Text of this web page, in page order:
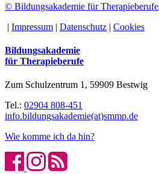
© Bildungsakademie für Therapieberufe
| Impressum | Datenschutz | Cookies
Bildungsakademie
für Therapieberufe
Zum Schulzentrum 1, 59909 Bestwig
Tel.: 02904 808-451
info.bildungsakademie(at)smmp.de
Wie komme ich da hin?